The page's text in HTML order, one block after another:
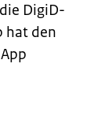
DigiD-
hat den